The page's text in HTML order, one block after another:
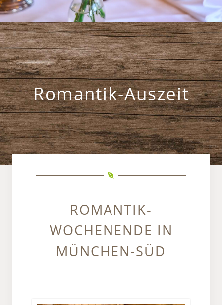
Romantik-Auszeit
ROMANTIK-
WOCHENENDE IN
MÜNCHEN-SÜD